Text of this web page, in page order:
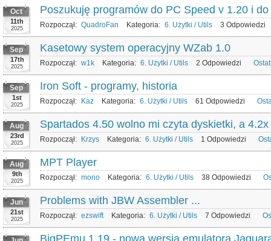
Oct
11th
2025
Poszukuję programów do PC Speed v 1.20 i
Rozpoczął: QuadroFan Kategoria: 6. Użytki / Utils 3 Odpowiedzi
Sep
17th
2025
Kasetowy system operacyjny WZab 1.0
Rozpoczął: w1k Kategoria: 6. Użytki / Utils 2 Odpowiedzi
Sep
1st
2025
Iron Soft - programy, historia
Rozpoczął: Kaz Kategoria: 6. Użytki / Utils 61 Odpowiedzi
Aug
23rd
2025
Spartados 4.50 wolno mi czyta dyskietki, a
Rozpoczął: Krzys Kategoria: 6. Użytki / Utils 1 Odpowiedzi
Aug
9th
2025
MPT Player
Rozpoczął: mono Kategoria: 6. Użytki / Utils 38 Odpowiedzi
Jun
21st
2025
Problems with JBW Assembler ...
Rozpoczął: ezswift Kategoria: 6. Użytki / Utils 7 Odpowiedzi
BigPEmu 1.19 - nowa wersja emulatora